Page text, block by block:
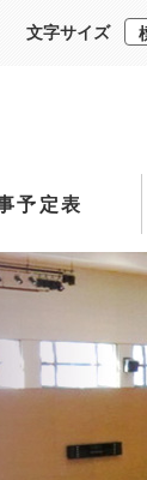
文字サイズ
予定表